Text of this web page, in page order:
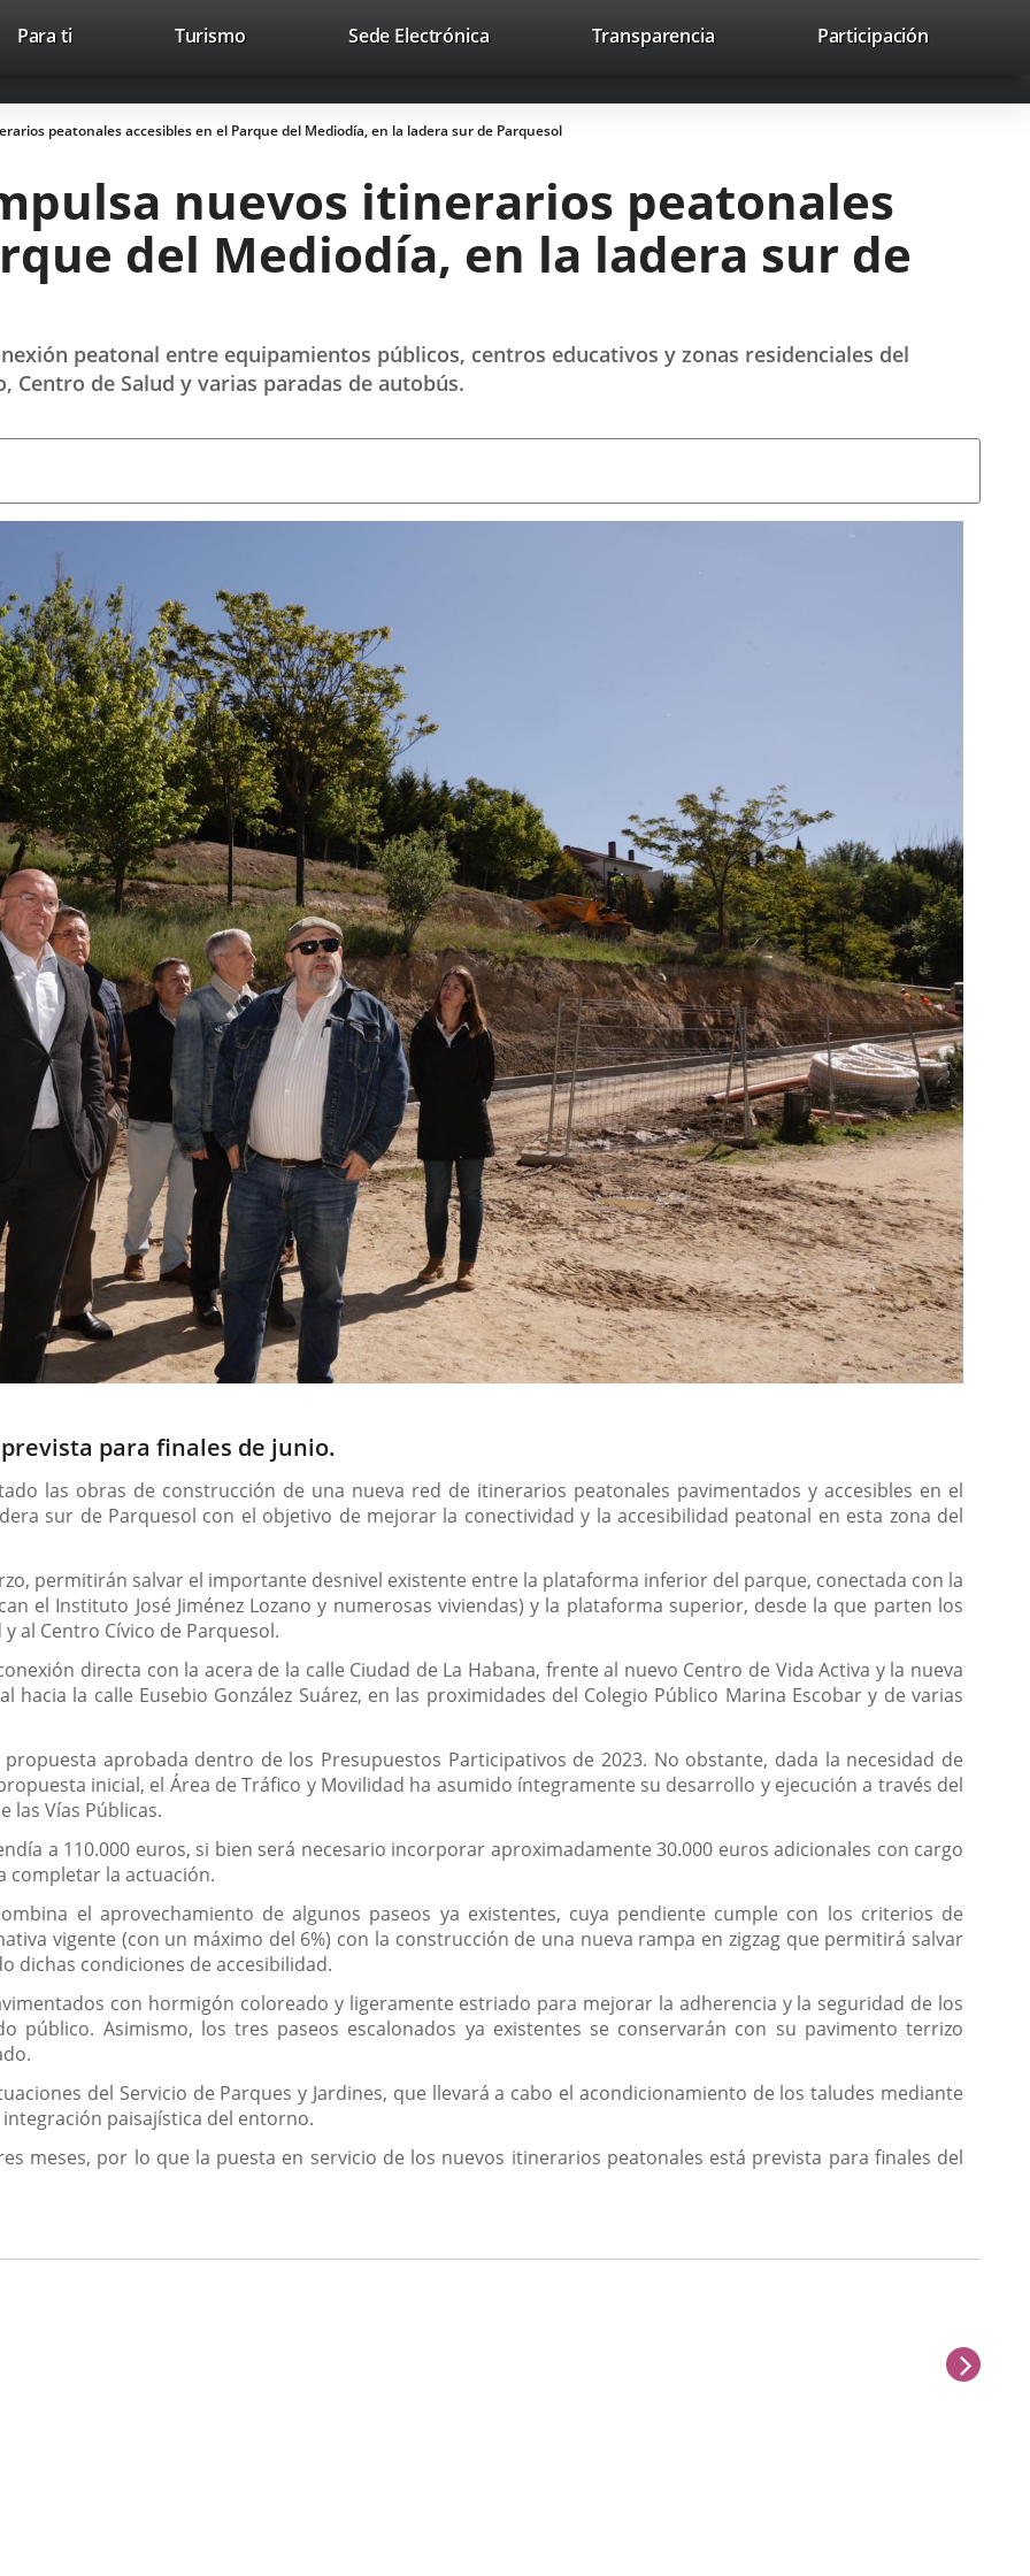
Trabaja con nosotros Contacto avaHeaderSocial
Enlace
una
Enlace
una
Enlace
una
Recherche
Para ti TurismoEste
abrirá
en
nueva.
Sede ElectrónicaEnlace
aplicación
externa.
Transparencia Participación
peatonales accesibles en el Parque del Mediodía, en la ladera sur de Parquesol
nuevos itinerarios peatonales
del Mediodía, en la ladera sur de
peatonal entre equipamientos públicos, centros educativos y zonas residenciales del
Centro de Salud y varias paradas de autobús.
para finales de junio.
las obras de construcción de una nueva red de itinerarios peatonales pavimentados y accesibles en el
sur de Parquesol con el objetivo de mejorar la conectividad y la accesibilidad peatonal en esta zona del
permitirán salvar el importante desnivel existente entre la plataforma inferior del parque, conectada con la
el Instituto José Jiménez Lozano y numerosas viviendas) y la plataforma superior, desde la que parten los
al Centro Cívico de Parquesol.
directa con la acera de la calle Ciudad de La Habana, frente al nuevo Centro de Vida Activa y la nueva
hacia la calle Eusebio González Suárez, en las proximidades del Colegio Público Marina Escobar y de varias
aprobada dentro de los Presupuestos Participativos de 2023. No obstante, dada la necesidad de
inicial, el Área de Tráfico y Movilidad ha asumido íntegramente su desarrollo y ejecución a través del
las Vías Públicas.
a 110.000 euros, si bien será necesario incorporar aproximadamente 30.000 euros adicionales con cargo
completar la actuación.
el aprovechamiento de algunos paseos ya existentes, cuya pendiente cumple con los criterios de
vigente (con un máximo del 6%) con la construcción de una nueva rampa en zigzag que permitirá salvar
dichas condiciones de accesibilidad.
con hormigón coloreado y ligeramente estriado para mejorar la adherencia y la seguridad de los
público. Asimismo, los tres paseos escalonados ya existentes se conservarán con su pavimento terrizo
del Servicio de Parques y Jardines, que llevará a cabo el acondicionamiento de los taludes mediante
paisajística del entorno.
meses, por lo que la puesta en servicio de los nuevos itinerarios peatonales está prevista para finales del